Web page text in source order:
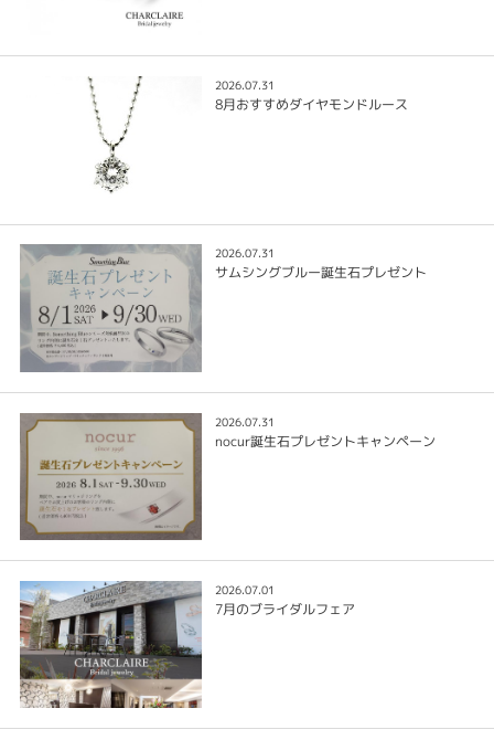
2026.07.31
8月おすすめダイヤモンドルース
2026.07.31
サムシングブルー誕生石プレゼント
2026.07.31
nocur誕生石プレゼントキャンペーン
2026.07.01
7月のブライダルフェア